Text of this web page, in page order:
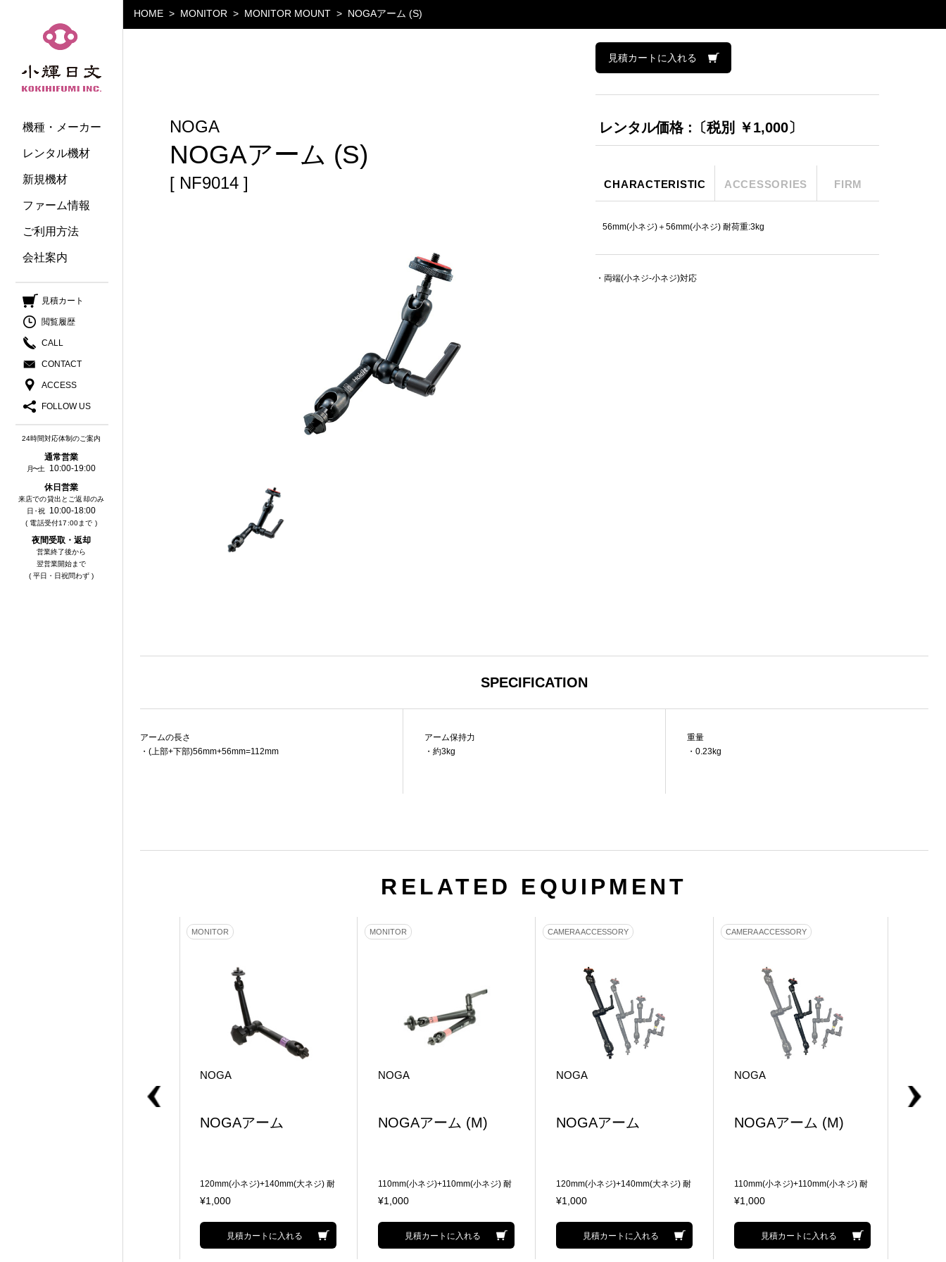
小輝日文
機種・メーカー
レンタル機材
新規機材
ファーム情報
ご利用方法
会社案内
24時間対応体制のご案内
通常営業
月〜土
10:00-19:00
休⽇営業
来店での貸出とご返却のみ
⽇・祝
10:00-18:00
( 電話受付17:00まで )
夜間受取・返却
営業終了後から
翌営業開始まで
( 平日・日祝問わず )
見積カート
閲覧履歴
CALL
CONTACT
ACCESS
FOLLOW US
HOME MONITOR MONITOR MOUNT NOGAアーム (S)
NOGA
NOGAアーム (S)
[ NF9014 ]
見積カートに入れる
レンタル価格 :〔税別 ￥1,000〕
CHARACTERISTIC ACCESSORIES FIRM
56mm(小ネジ)＋56mm(小ネジ) 耐荷重:3kg
・両端(小ネジ-小ネジ)対応
SPECIFICATION
アームの長さ
・(上部+下部)56mm+56mm=112mm
アーム保持力
・約3kg
重量
・0.23kg
RELATED EQUIPMENT
MONITOR
NOGA
NOGAアーム
120mm(小ネジ)+140mm(大ネジ) 耐
¥1,000
見積カートに入れる
MONITOR
NOGA
NOGAアーム (M)
110mm(小ネジ)+110mm(小ネジ) 耐
¥1,000
見積カートに入れる
CAMERA ACCESSORY
NOGA
NOGAアーム
120mm(小ネジ)+140mm(大ネジ) 耐
¥1,000
見積カートに入れる
CAMERA ACCESSORY
NOGA
NOGAアーム (M)
110mm(小ネジ)+110mm(小ネジ) 耐
¥1,000
見積カートに入れる